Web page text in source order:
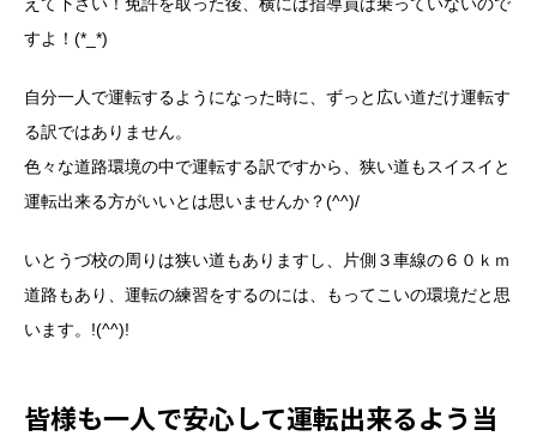
すよ！(*_*)
自分一人で運転するようになった時に、ずっと広い道だけ運転す
る訳ではありません。
色々な道路環境の中で運転する訳ですから、狭い道もスイスイと
運転出来る方がいいとは思いませんか？(^^)/
いとうづ校の周りは狭い道もありますし、片側３車線の６０ｋｍ
道路もあり、運転の練習をするのには、もってこいの環境だと思
います。!(^^)!
皆様も一人で安心して運転出来るよう当